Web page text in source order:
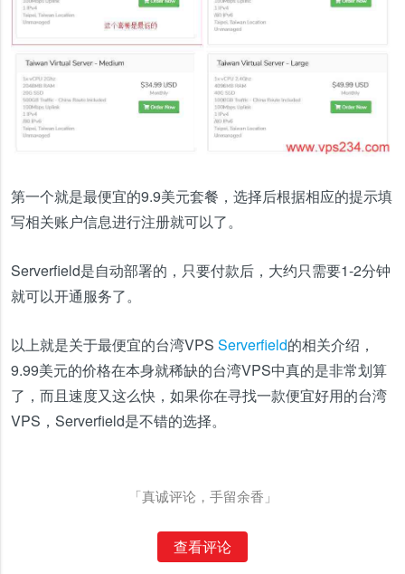
第一个就是最便宜的9.9美元套餐，选择后根据相应的提示填
写相关账户信息进行注册就可以了。
Serverfield是自动部署的，只要付款后，大约只需要1-2分钟
就可以开通服务了。
以上就是关于最便宜的台湾VPS Serverfield的相关介绍，
9.99美元的价格在本身就稀缺的台湾VPS中真的是非常划算
了，而且速度又这么快，如果你在寻找一款便宜好用的台湾
VPS，Serverfield是不错的选择。
「真诚评论，手留余香」
查看评论